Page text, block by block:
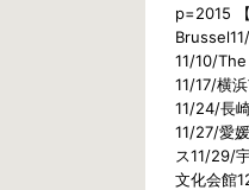
p=2015
11/10/
11/17/横
11/24/長
11/27/愛
ス11/29/
文化会館